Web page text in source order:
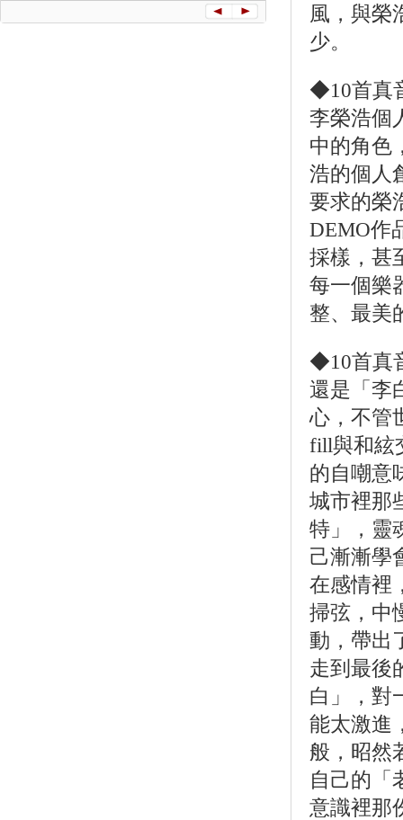
風，與榮
少。
◆10首真
李榮浩個
中的角色
浩的個人
要求的榮
DEMO作
採樣，甚
每一個樂
整、最美
◆10首真
還是「李
心，不管
fill與和絃
的自嘲意
城市裡那
特」，靈
己漸漸學
在感情裡
掃弦，中
動，帶出
走到最後
白」，對
能太激進
般，昭然
自己的「
意識裡那